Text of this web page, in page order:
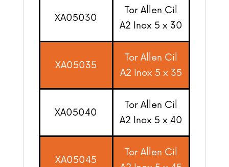
XA05030
Tor Allen Cil
A2 Inox 5 x 30
XA05035
Tor Allen Cil
A2 Inox 5 x 35
XA05040
Tor Allen Cil
A2 Inox 5 x 40
XA05045
Tor Allen Cil